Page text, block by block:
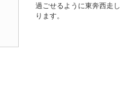
過ごせるように東奔西走
ります。